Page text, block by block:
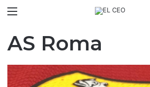
AS Roma